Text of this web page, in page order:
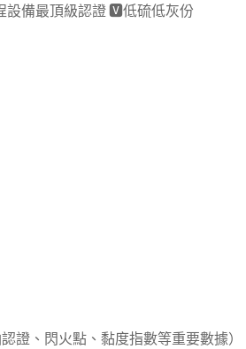
備最頂級認證 🆅低硫低灰份
證、閃火點、黏度指數等重要數據）